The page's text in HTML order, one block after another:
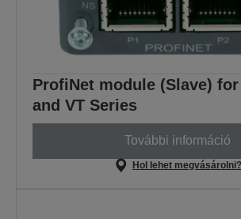
ProfiNet module (Slave)
and VT Series
További információ
Hol lehet megvásárolni?